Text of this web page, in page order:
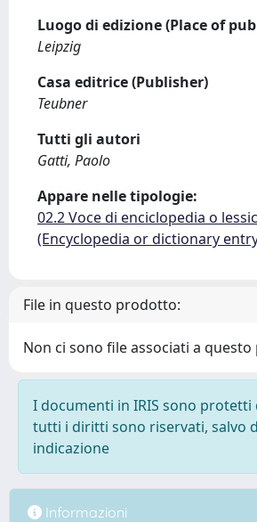
Luogo di edizione (Place of
Leipzig
Casa editrice (Publisher)
Teubner
Tutti gli autori
Gatti, Paolo
Appare nelle tipologie:
02.2 Voce di enciclopedia o
(Encyclopedia or dictionary
File in questo prodotto:
Non ci sono file associati a
I documenti in IRIS sono protetti
tutti i diritti sono riservati, salvo
indicazione
Informazioni